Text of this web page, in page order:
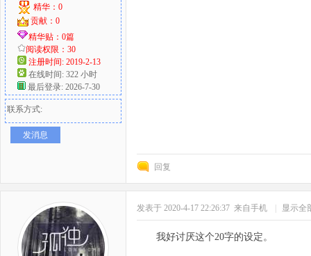
精华：0
贡献：0
精华贴：0篇
阅读权限：30
注册时间: 2019-2-13
在线时间: 322 小时
最后登录: 2026-7-30
联系方式:
发消息
回复
发表于 2020-4-17 22:26:37 来自手机 显示全
我好讨厌这个20字的设定。